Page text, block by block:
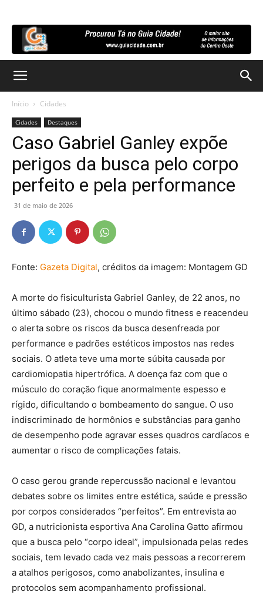
Início Cidades
Cidades Destaques
Caso Gabriel Ganley expõe
perigos da busca pelo corpo
perfeito e pela performance
31 de maio de 2026
Fonte: Gazeta Digital, créditos da imagem: Montagem GD
A morte do fisiculturista Gabriel Ganley, de 22 anos, no
último sábado (23), chocou o mundo fitness e reacendeu
o alerta sobre os riscos da busca desenfreada por
performance e padrões estéticos impostos nas redes
sociais. O atleta teve uma morte súbita causada por
cardiomiopatia hipertrófica. A doença faz com que o
músculo do coração fique anormalmente espesso e
rígido, dificultando o bombeamento do sangue. O uso
indiscriminado de hormônios e substâncias para ganho
de desempenho pode agravar esses quadros cardíacos e
aumentar o risco de complicações fatais.
O caso gerou grande repercussão nacional e levantou
debates sobre os limites entre estética, saúde e pressão
por corpos considerados “perfeitos”. Em entrevista ao
GD, a nutricionista esportiva Ana Carolina Gatto afirmou
que a busca pelo “corpo ideal”, impulsionada pelas redes
sociais, tem levado cada vez mais pessoas a recorrerem
a atalhos perigosos, como anabolizantes, insulina e
protocolos sem acompanhamento profissional.